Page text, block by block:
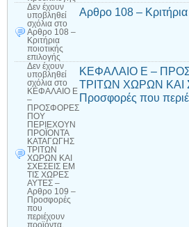
Δεν έχουν
υποβληθεί
σχόλια στο
Αρθρο 108 –
Κριτήρια
ποιοτικής
επιλογής
Αρθρο 108 – Κριτήρια
Δεν έχουν
υποβληθεί
σχόλια στο
ΚΕΦΑΛΑΙΟ Ε
–
ΠΡΟΣΦΟΡΕΣ
ΠΟΥ
ΠΕΡΙΕΧΟΥΝ
ΠΡΟΪΟΝΤΑ
ΚΑΤΑΓΩΓΗΣ
ΤΡΙΤΩΝ
ΧΩΡΩΝ ΚΑΙ
ΣΧΕΣΕΙΣ ΕΜ
ΤΙΣ ΧΩΡΕΣ
ΑΥΤΕΣ –
Αρθρο 109 –
Προσφορές
που
περιέχουν
προϊόντα,
ΚΕΦΑΛΑΙΟ Ε –
ΤΡΙΤΩΝ ΧΩΡΩΝ ΚΑΙ
Προσφορές που